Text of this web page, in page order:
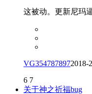
这被动。更新尼玛
VG3547878972018-
6 7
关于神之祈福bug